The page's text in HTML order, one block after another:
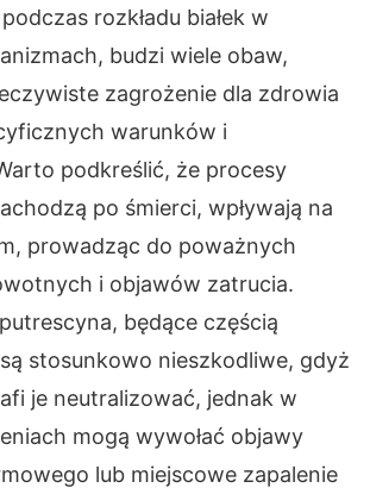
rozkładu białek w
budzi wiele obaw,
zagrożenie dla zdrowia
warunków i
podkreślić, że procesy
po śmierci, wpływają na
prowadząc do poważnych
i objawów zatrucia.
będące częścią
stosunkowo nieszkodliwe, gdyż
je neutralizować, jednak w
mogą wywołać objawy
lub miejscowe zapalenie